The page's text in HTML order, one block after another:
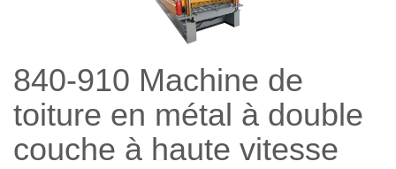
840-910 Machine de
toiture en métal à double
couche à haute vitesse